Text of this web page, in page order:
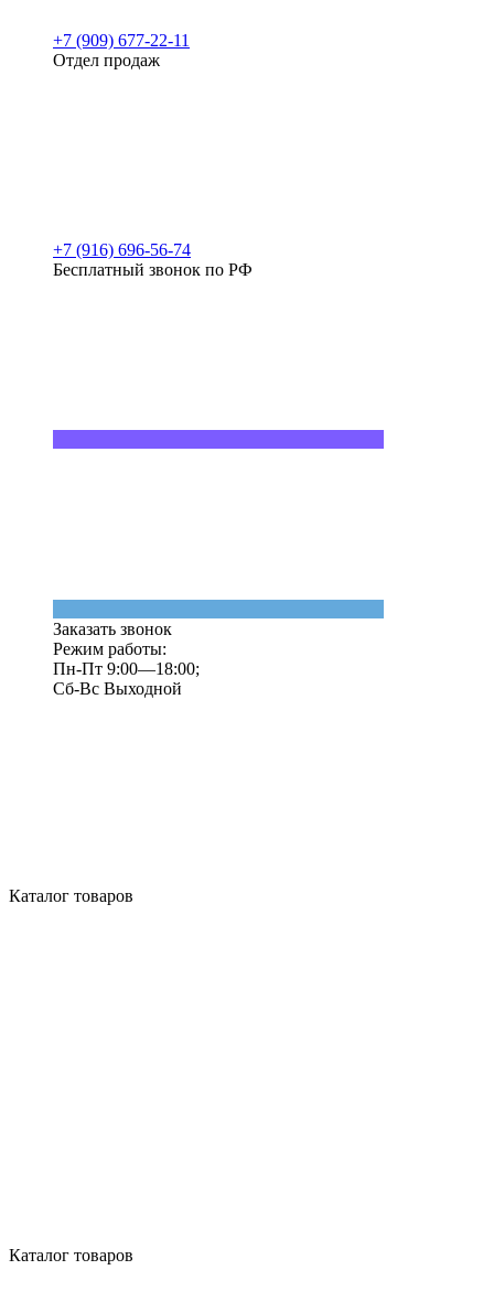
+7 (909) 677-22-11
Отдел продаж
+7 (916) 696-56-74
Бесплатный звонок по РФ
Заказать звонок
Режим работы:
Пн-Пт 9:00—18:00;
Сб-Вс Выходной
Каталог товаров
Каталог товаров